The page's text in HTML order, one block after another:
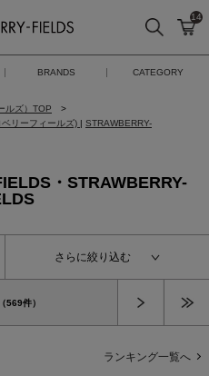
STRAWBERRY-FIELDS
検索 カ
14
BRANDS CATEGORY
ルズ）TOP
リーフィールズ) | STRAWBERRY-
・STRAWBERRY-
さらに絞り込む
（569件）
ランキング一覧へ